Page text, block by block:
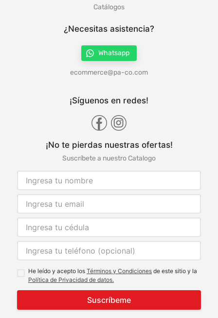
Catálogos
¿Necesitas asistencia?
Whatsapp
ecommerce@pa-co.com
¡Síguenos en redes!
¡No te pierdas nuestras ofertas!
Suscríbete a nuestro Catalogo
He leído y acepto los Términos y Condiciones de este sitio y la
Política de Privacidad de datos.
Suscríbeme